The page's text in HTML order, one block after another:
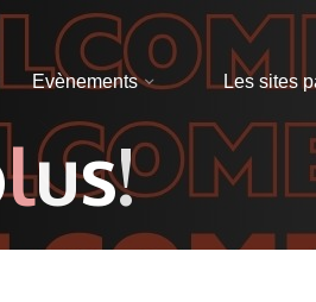
Evènements Les sites
lus!